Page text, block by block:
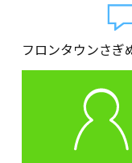
フロンタウンさぎ